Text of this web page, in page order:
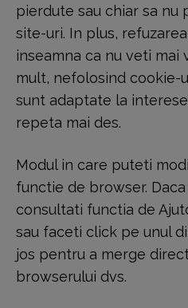
pierdute sau chiar sa nu
site-uri. In plus,
inseamna ca nu veti mai
mult, nefolosind cookie-
sunt adaptate la
repeta mai des.
Modul in care puteti
functie de browser.
consultati functia de
sau faceti click pe unul
jos pentru a merge
browserului dvs.